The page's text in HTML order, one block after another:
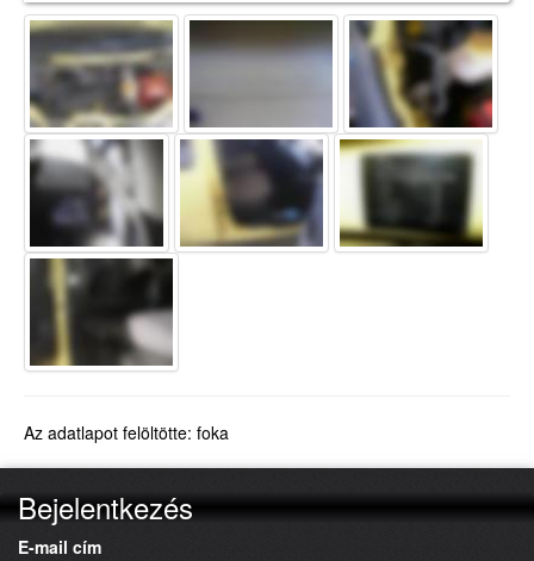
Az adatlapot felöltötte: foka
Bejelentkezés
E-mail cím